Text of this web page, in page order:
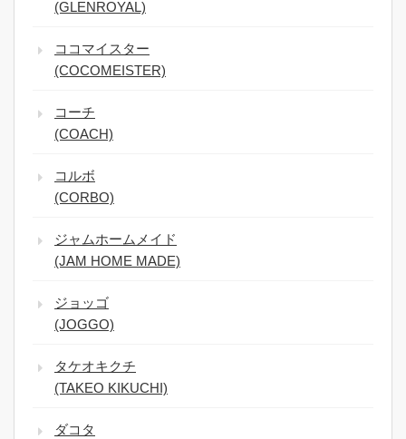
(GLENROYAL)
ココマイスター
(COCOMEISTER)
コーチ
(COACH)
コルボ
(CORBO)
ジャムホームメイド
(JAM HOME MADE)
ジョッゴ
(JOGGO)
タケオキクチ
(TAKEO KIKUCHI)
ダコタ